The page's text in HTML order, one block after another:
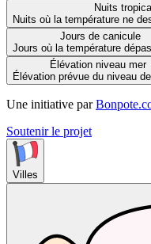
Nuits
Nuits où la température ne
Jours de canicule
Jours où la température
Élévation niveau mer
Élévation prévue du niveau
Une initiative par
Soutenir le projet
Villes